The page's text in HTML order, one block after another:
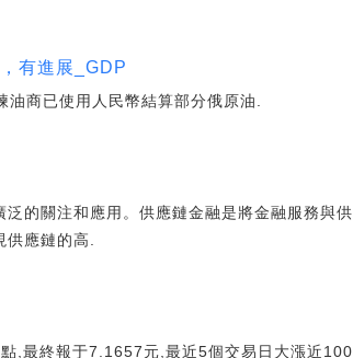
有進展_GDP
商已使用人民幣結算部分俄原油.
的關注和應用。供應鏈金融是將金融服務與
應鏈的高.
,最終報于7.1657元,最近5個交易日大漲近